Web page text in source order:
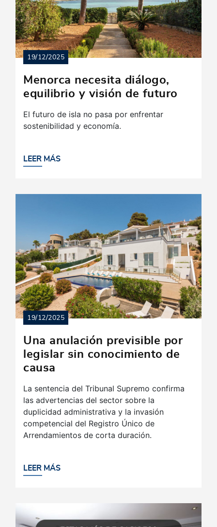
Menorca necesita diálogo,
equilibrio y visión de futuro
19/12/2025
El futuro de isla no pasa por enfrentar
sostenibilidad y economía.
LEER MÁS
Una anulación previsible por
legislar sin conocimiento de
causa
19/12/2025
La sentencia del Tribunal Supremo confirma
las advertencias del sector sobre la
duplicidad administrativa y la invasión
competencial del Registro Único de
Arrendamientos de corta duración.
LEER MÁS